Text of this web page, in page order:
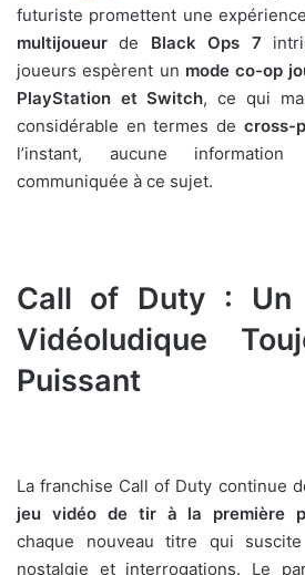
futuriste promettent une
multijoueur de Black Ops 7
joueurs espèrent un mode co-op
PlayStation et Switch, ce qui
considérable en termes de cross-
l’instant, aucune
communiquée à ce sujet.
Call of Duty : Un
Vidéoludique
Puissant
La franchise Call of Duty continue
jeu vidéo de tir à la première
chaque nouveau titre qui
nostalgie et interrogations. Le